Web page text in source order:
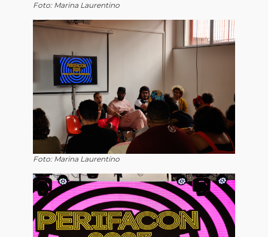
Foto: Marina Laurentino
Foto: Marina Laurentino